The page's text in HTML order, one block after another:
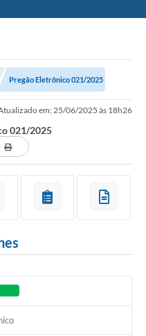
Pregão Eletrônico 021/2025
em: 25/06/2025 às 18h26
021/2025